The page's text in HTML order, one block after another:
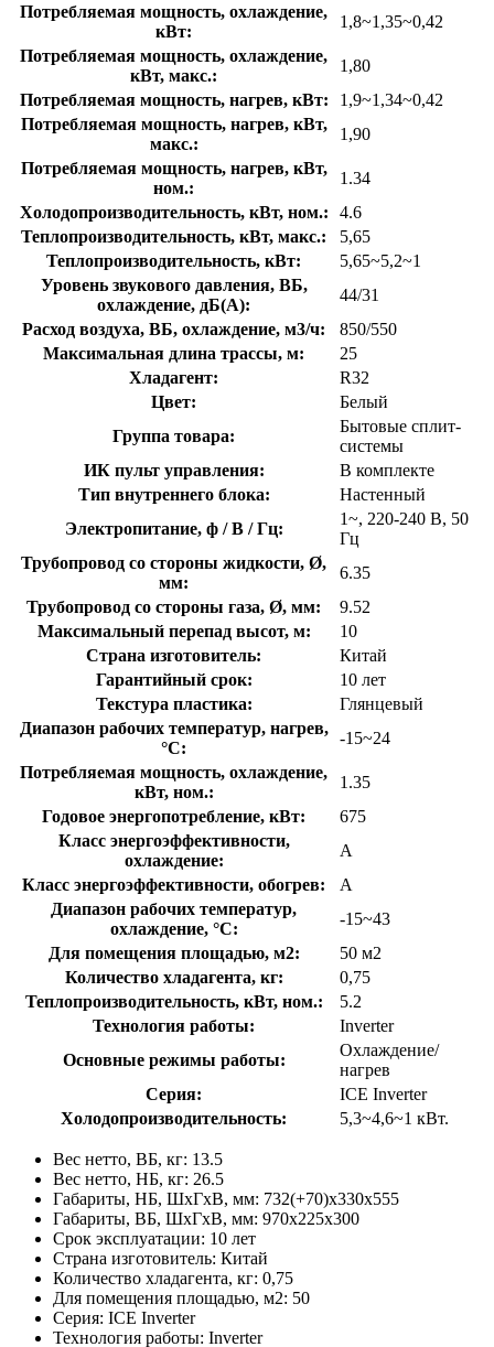
Потребляемая мощность, охлаждение,
кВт:
1,8~1,35~0,42
Потребляемая мощность, охлаждение,
кВт, макс.:
1,80
Потребляемая мощность, нагрев, кВт:
1,9~1,34~0,42
Потребляемая мощность, нагрев, кВт,
макс.:
1,90
Потребляемая мощность, нагрев, кВт,
ном.:
1.34
Холодопроизводительность, кВт, ном.:
4.6
Теплопроизводительность, кВт, макс.:
5,65
Теплопроизводительность, кВт:
5,65~5,2~1
Уровень звукового давления, ВБ,
охлаждение, дБ(А):
44/31
Расход воздуха, ВБ, охлаждение, м3/ч:
850/550
Максимальная длина трассы, м:
25
Хладагент:
R32
Цвет:
Белый
Группа товара:
Бытовые сплит-
системы
ИК пульт управления:
В комплекте
Тип внутреннего блока:
Настенный
Электропитание, ф / В / Гц:
1~, 220-240 В, 50
Гц
Трубопровод со стороны жидкости, Ø,
мм:
6.35
Трубопровод со стороны газа, Ø, мм:
9.52
Максимальный перепад высот, м:
10
Страна изготовитель:
Китай
Гарантийный срок:
10 лет
Текстура пластика:
Глянцевый
Диапазон рабочих температур, нагрев,
°C:
-15~24
Потребляемая мощность, охлаждение,
кВт, ном.:
1.35
Годовое энергопотребление, кВт:
675
Класс энергоэффективности,
охлаждение:
A
Класс энергоэффективности, обогрев:
A
Диапазон рабочих температур,
охлаждение, °C:
-15~43
Для помещения площадью, м2:
50 м2
Количество хладагента, кг:
0,75
Теплопроизводительность, кВт, ном.:
5.2
Технология работы:
Inverter
Основные режимы работы:
Охлаждение/
нагрев
Серия:
ICE Inverter
Холодопроизводительность:
5,3~4,6~1 кВт.
Вес нетто, ВБ, кг: 13.5
Вес нетто, НБ, кг: 26.5
Габариты, НБ, ШхГхВ, мм: 732(+70)x330x555
Габариты, ВБ, ШхГхВ, мм: 970x225x300
Срок эксплуатации: 10 лет
Страна изготовитель: Китай
Количество хладагента, кг: 0,75
Для помещения площадью, м2: 50
Серия: ICE Inverter
Технология работы: Inverter